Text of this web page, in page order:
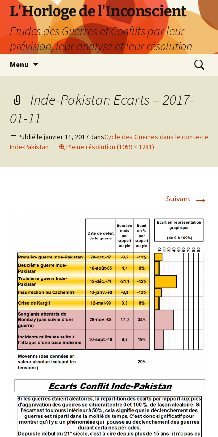
Aller
contenu
L'Horloge de l'Inconscient
Etudes des Guerres et Conflits par leur
prévision, leur analyse et leur résolution
Menu
Inde-Pakistan Ecarts – 2017-
01-11
Publié le janvier 11, 2017dansCycle des Guerres dans le contexte
Inde-Pakistan
Pleine résolution (1059 × 1281)
Suivant →